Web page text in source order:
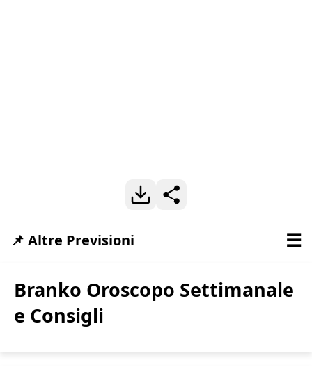
Branko Oroscopo Settimanale
e Consigli
📌 Altre Previsioni ☰